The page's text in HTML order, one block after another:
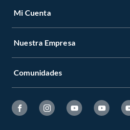
Mi Cuenta
Nuestra Empresa
Comunidades